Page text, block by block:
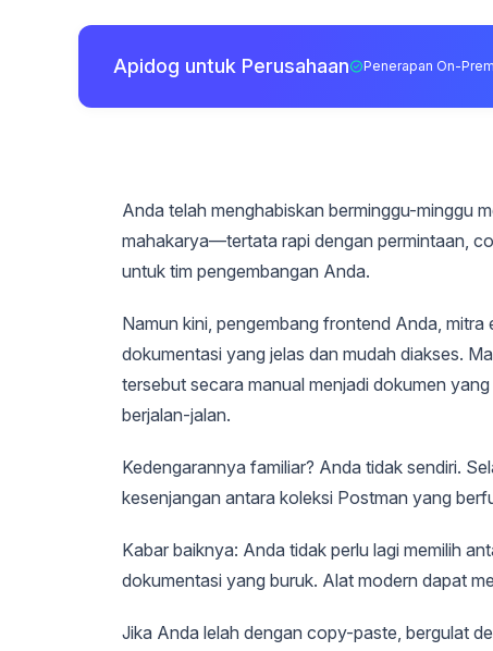
Apidog untuk Perusahaan Penerapan On-
Anda telah menghabiskan berminggu-minggu
mahakarya—tertata rapi dengan permintaan,
untuk tim pengembangan Anda.
Namun kini, pengembang frontend Anda,
dokumentasi yang jelas dan mudah diakses.
tersebut secara manual menjadi dokumen
berjalan-jalan.
Kedengarannya familiar? Anda tidak sendiri.
kesenjangan antara koleksi Postman yang
Kabar baiknya: Anda tidak perlu lagi memilih
dokumentasi yang buruk. Alat modern dapat
Jika Anda lelah dengan copy-paste, bergulat